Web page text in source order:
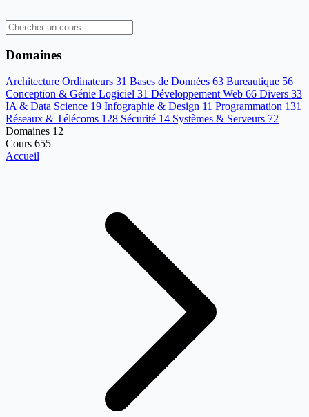
Domaines
Architecture Ordinateurs 31 Bases de Données 63 Bureautique 56
Conception & Génie Logiciel 31 Développement Web 66 Divers 33
IA & Data Science 19 Infographie & Design 11 Programmation 131
Réseaux & Télécoms 128 Sécurité 14 Systèmes & Serveurs 72
Domaines 12
Cours 655
Accueil